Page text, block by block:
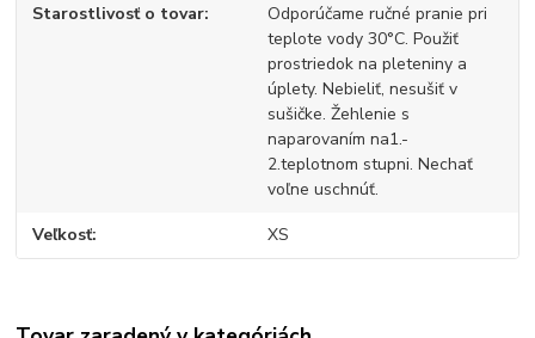
Starostlivosť o tovar
Odporúčame ručné pranie pri
teplote vody 30°C. Použiť
prostriedok na pleteniny a
úplety. Nebieliť, nesušiť v
sušičke. Žehlenie s
naparovaním na1.-
2.teplotnom stupni. Nechať
voľne uschnúť.
Veľkosť XS